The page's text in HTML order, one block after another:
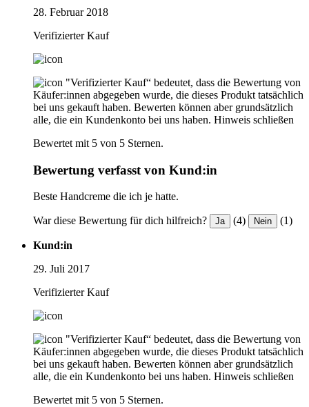
28. Februar 2018
Verifizierter Kauf
"Verifizierter Kauf“ bedeutet, dass die Bewertung von
Käufer:innen abgegeben wurde, die dieses Produkt tatsächlich
bei uns gekauft haben. Bewerten können aber grundsätzlich
alle, die ein Kundenkonto bei uns haben. Hinweis schließen
Bewertet mit 5 von 5 Sternen.
Bewertung verfasst von Kund:in
Beste Handcreme die ich je hatte.
War diese Bewertung für dich hilfreich? Ja (4) Nein (1)
Kund:in
29. Juli 2017
Verifizierter Kauf
"Verifizierter Kauf“ bedeutet, dass die Bewertung von
Käufer:innen abgegeben wurde, die dieses Produkt tatsächlich
bei uns gekauft haben. Bewerten können aber grundsätzlich
alle, die ein Kundenkonto bei uns haben. Hinweis schließen
Bewertet mit 5 von 5 Sternen.